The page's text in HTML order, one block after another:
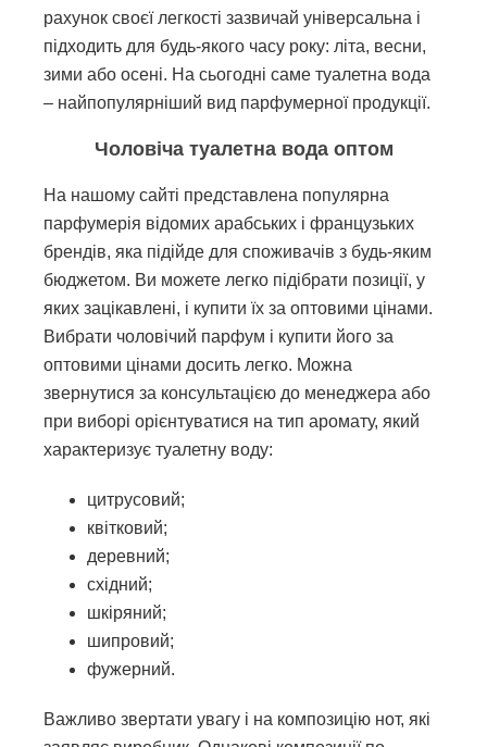
рахунок своєї легкості зазвичай універсальна і
підходить для будь-якого часу року: літа, весни,
зими або осені. На сьогодні саме туалетна вода
– найпопулярніший вид парфумерної продукції.
Чоловіча туалетна вода оптом
На нашому сайті представлена популярна
парфумерія відомих арабських і французьких
брендів, яка підійде для споживачів з будь-яким
бюджетом. Ви можете легко підібрати позиції, у
яких зацікавлені, і купити їх за оптовими цінами.
Вибрати чоловічий парфум і купити його за
оптовими цінами досить легко. Можна
звернутися за консультацією до менеджера або
при виборі орієнтуватися на тип аромату, який
характеризує туалетну воду:
цитрусовий;
квітковий;
деревний;
східний;
шкіряний;
шипровий;
фужерний.
Важливо звертати увагу і на композицію нот, які